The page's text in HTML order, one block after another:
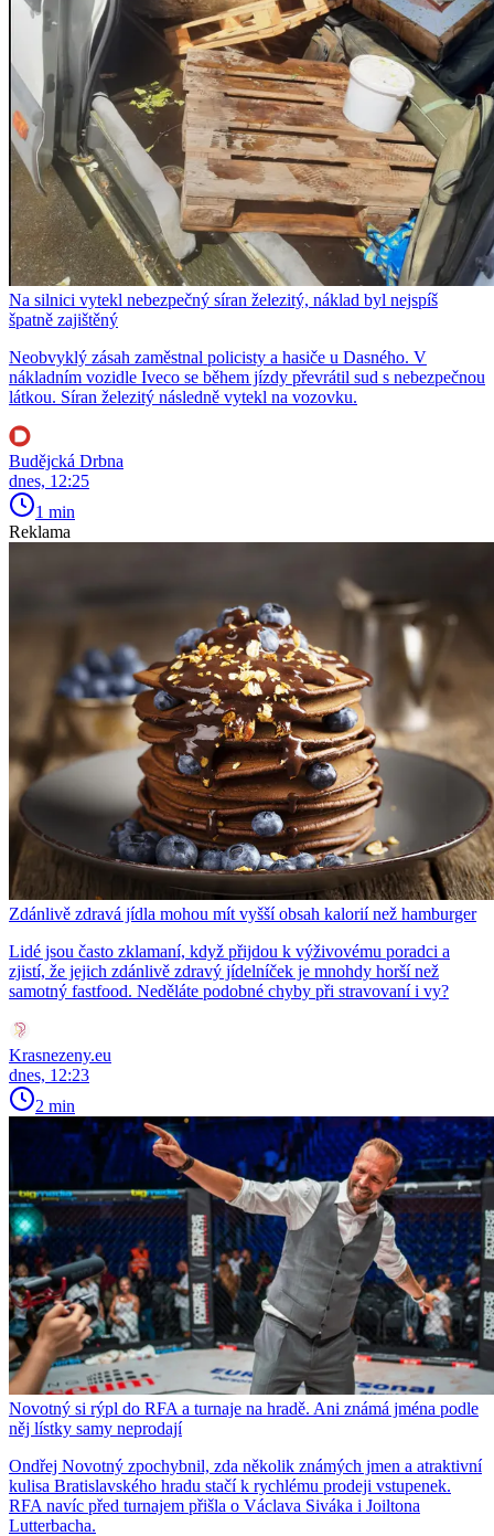
Na silnici vytekl nebezpečný síran železitý, náklad byl nejspíš
špatně zajištěný
Neobvyklý zásah zaměstnal policisty a hasiče u Dasného. V
nákladním vozidle Iveco se během jízdy převrátil sud s nebezpečnou
látkou. Síran železitý následně vytekl na vozovku.
Budějcká Drbna
dnes, 12:25
1 min
Reklama
Zdánlivě zdravá jídla mohou mít vyšší obsah kalorií než hamburger
Lidé jsou často zklamaní, když přijdou k výživovému poradci a
zjistí, že jejich zdánlivě zdravý jídelníček je mnohdy horší než
samotný fastfood. Neděláte podobné chyby při stravovaní i vy?
Krasnezeny.eu
dnes, 12:23
2 min
Novotný si rýpl do RFA a turnaje na hradě. Ani známá jména podle
něj lístky samy neprodají
Ondřej Novotný zpochybnil, zda několik známých jmen a atraktivní
kulisa Bratislavského hradu stačí k rychlému prodeji vstupenek.
RFA navíc před turnajem přišla o Václava Siváka i Joiltona
Lutterbacha.